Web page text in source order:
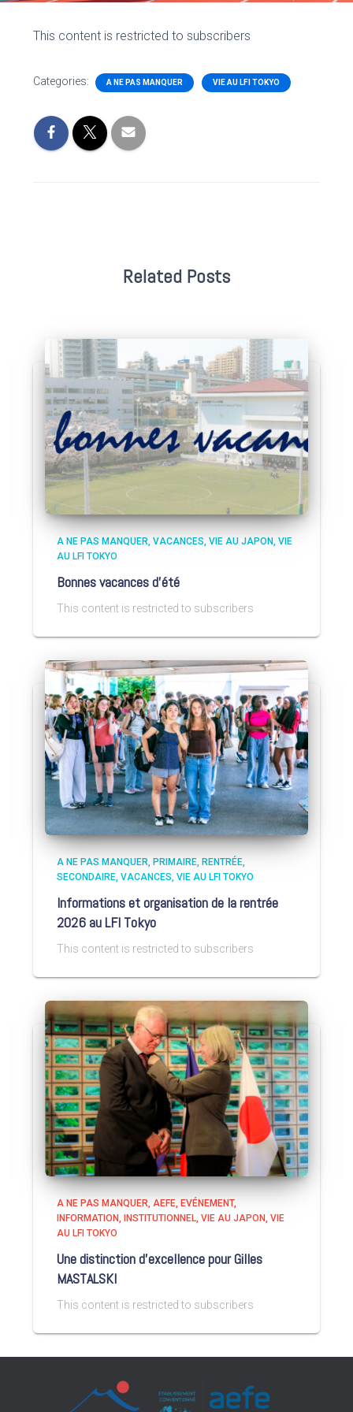
This content is restricted to subscribers
Categories: A NE PAS MANQUER VIE AU LFI TOKYO
Related Posts
A NE PAS MANQUER VACANCES VIE AU JAPON VIE
AU LFI TOKYO
Bonnes vacances d’été
This content is restricted to subscribers
A NE PAS MANQUER PRIMAIRE RENTRÉE
SECONDAIRE VACANCES VIE AU LFI TOKYO
Informations et organisation de la rentrée
2026 au LFI Tokyo
This content is restricted to subscribers
A NE PAS MANQUER AEFE EVÉNEMENT
INFORMATION
INSTITUTIONNEL VIE AU JAPON VIE
AU LFI TOKYO
Une distinction d’excellence pour Gilles
MASTALSKI
This content is restricted to subscribers